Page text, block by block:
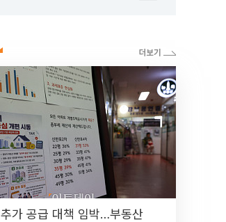
추가 공급 대책 임박…부동산